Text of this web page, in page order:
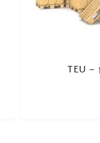
נפח של מכולה נמדד ביחידות ששמן TEU –